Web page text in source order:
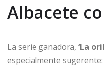
Albacete
La serie ganadora, ‘La
especialmente